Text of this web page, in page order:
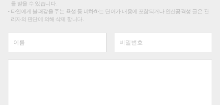
를 받을 수 있습니다.
타인에게 불쾌감을 주는 욕설 등 비하하는 단어가 내용에 포함되거나 인신공격성 글은 관
리자의 판단에 의해 삭제 합니다.